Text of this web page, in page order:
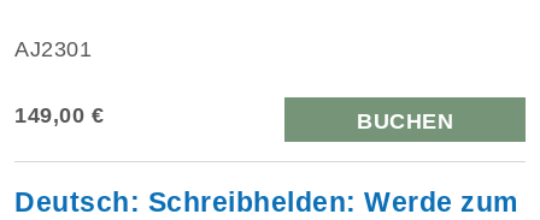
AJ2301
149,00 € BUCHEN
Deutsch: Schreibhelden: Werde zum